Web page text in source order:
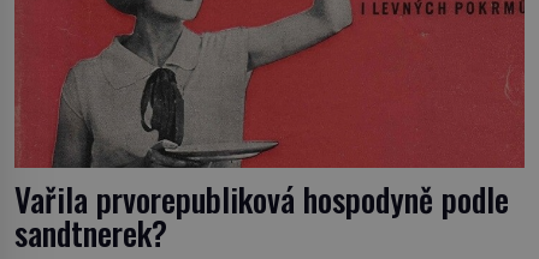
Vařila prvorepubliková hospodyně podle
sandtnerek?